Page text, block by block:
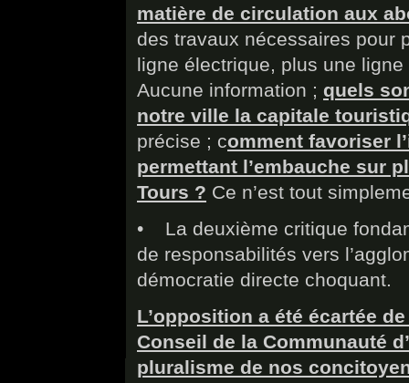
matière de circulation aux
des travaux nécessaires pour
ligne électrique, plus une
Aucune information ; quels
notre ville la capitale
précise ; comment favoriser
permettant l’embauche sur
Tours ? Ce n’est tout
• La deuxième critique
de responsabilités vers
démocratie directe choquant.
L’opposition a été écartée
Conseil de la Communauté
pluralisme de nos